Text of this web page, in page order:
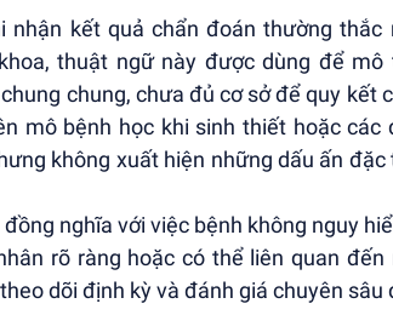
nhận kết quả chẩn đoán thường
thuật ngữ này được dùng để
chung, chưa đủ cơ sở để quy kết
mô bệnh học khi sinh thiết hoặc
không xuất hiện những dấu ấn
nghĩa với việc bệnh không nguy
rõ ràng hoặc có thể liên quan
dõi định kỳ và đánh giá chuyên